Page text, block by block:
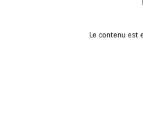
Le contenu est